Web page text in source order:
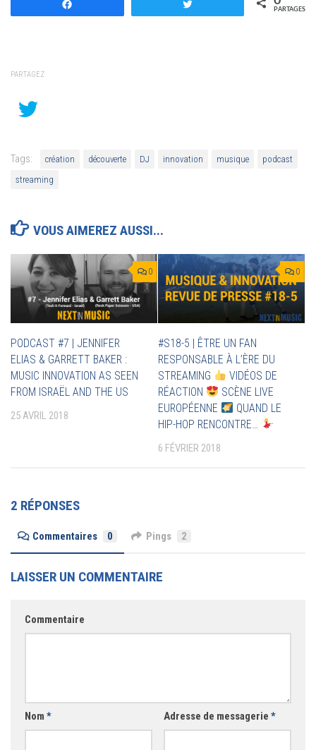
PARTAGES
PARTAGEZ
Tags: création découverte DJ innovation musique
podcast
streaming
VOUS AIMEREZ AUSSI...
0
PODCAST #7 | JENNIFER
ELIAS & GARRETT BAKER :
MUSIC INNOVATION AS SEEN
FROM ISRAËL AND THE US
25 AVRIL 2018
0
#S18-5 | ÊTRE UN FAN
RESPONSABLE À L’ÈRE DU
STREAMING
VIDÉOS DE
RÉACTION
SCÈNE LIVE
EUROPÉENNE
QUAND LE
HIP-HOP RENCONTRE…
6 FÉVRIER 2018
2 RÉPONSES
Commentaires 0 Pings 2
LAISSER UN COMMENTAIRE
Commentaire
Nom * Adresse de messagerie *